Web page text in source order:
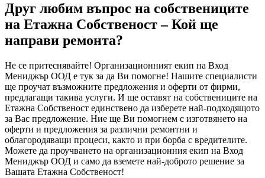
Друг любим въпрос на собствениците
на Етажна Собственост – Кой ще
направи ремонта?
Не се притеснявайте! Организационният екип на Вход
Мениджър ООД е тук за да Ви помогне! Нашите специалисти
ще проучат възможните предложения и оферти от фирми,
предлагащи такива услуги. И ще оставят на собствениците на
Етажна Собственост единствено да изберете най-подходящото
за Вас предложение. Ние ще Ви помогнем с изготвянето на
оферти и предложения за различни ремонтни и
облагородяващи процеси, както и при борба с вредителите.
Можете да проучването на организационния екип на Вход
Мениджър ООД и само да вземете най-доброто решение за
Вашата Етажна Собственост!